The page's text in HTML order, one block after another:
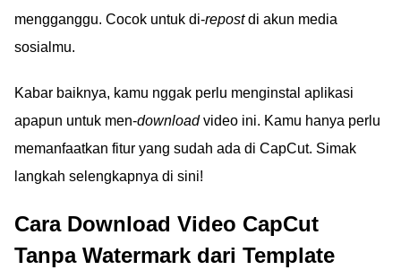
mengganggu. Cocok untuk di-repostdi akun media
sosialmu.
Kabar baiknya, kamu nggak perlu menginstal aplikasi
apapun untuk men-downloadvideo ini. Kamu hanya perlu
memanfaatkan fitur yang sudah ada di CapCut. Simak
langkah selengkapnya di sini!
Cara Download Video CapCut
Tanpa Watermark dari Template